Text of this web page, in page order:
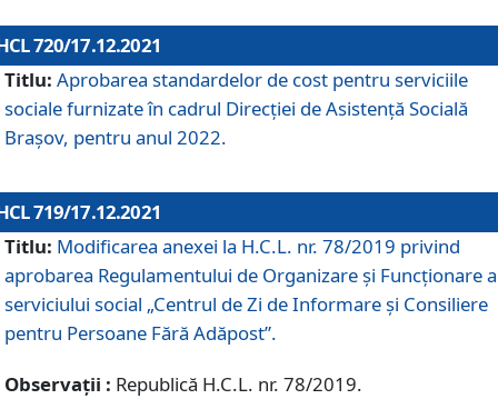
720/17.12.2021
Titlu: Aprobarea standardelor de cost pentru serviciile
sociale furnizate în cadrul Direcției de Asistență Socială
Brașov, pentru anul 2022.
719/17.12.2021
Titlu: Modificarea anexei la H.C.L. nr. 78/2019 privind
aprobarea Regulamentului de Organizare și Funcționare
serviciului social „Centrul de Zi de Informare şi Consiliere
pentru Persoane Fără Adăpost”.
Observații : Republică H.C.L. nr. 78/2019.